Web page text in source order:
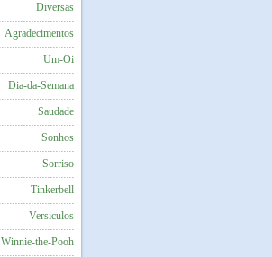
Diversas
Agradecimentos
Um-Oi
Dia-da-Semana
Saudade
Sonhos
Sorriso
Tinkerbell
Versiculos
Winnie-the-Pooh